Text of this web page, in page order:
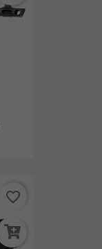
favorite_border